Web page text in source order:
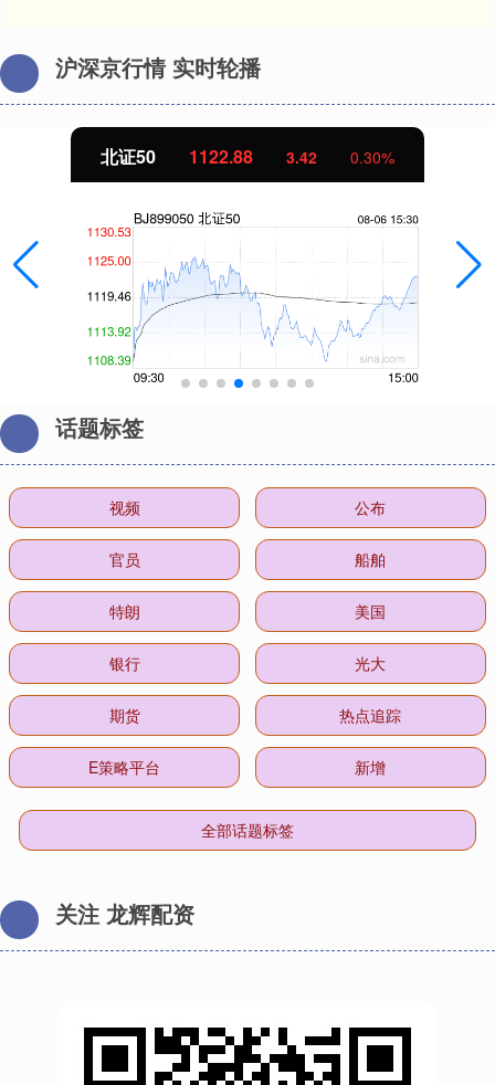
沪深京行情 实时轮播
北证50 1122.88 3.42 0.30%
话题标签
视频 公布
官员 船舶
特朗 美国
银行 光大
期货 热点追踪
E策略平台 新增
全部话题标签
关注 龙辉配资